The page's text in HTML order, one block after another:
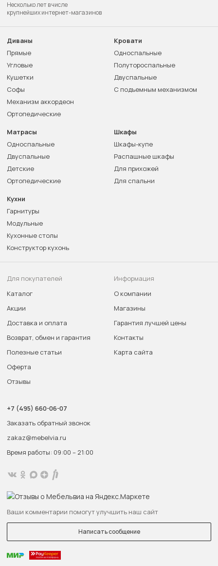
Несколько лет в числе
крупнейших интернет-магазинов
Диваны
Прямые
Угловые
Кушетки
Софы
Механизм аккордеон
Ортопедические
Кровати
Односпальные
Полутороспальные
Двуспальные
С подъемным механизмом
Матрасы
Односпальные
Двуспальные
Детские
Ортопедические
Шкафы
Шкафы-купе
Распашные шкафы
Для прихожей
Для спальни
Кухни
Гарнитуры
Модульные
Кухонные столы
Конструктор кухонь
Для покупателей
Каталог
Акции
Доставка и оплата
Возврат, обмен и гарантия
Полезные статьи
Оферта
Отзывы
Информация
О компании
Магазины
Гарантия лучшей цены
Контакты
Карта сайта
+7 (495) 660-06-07
Заказать обратный звонок
zakaz@mebelvia.ru
Время работы: 09:00 – 21:00
Ваши комментарии помогут улучшить наш сайт
Написать сообщение